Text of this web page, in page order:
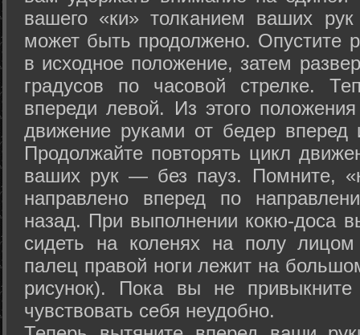
вашего «ки» толканием ваших
может быть продолжено. Опустите
в исходное положение, затем
градусов по часовой стрелке.
впереди левой. Из этого
движение руками от бедер вперед
Продолжайте повторять цикл
ваших рук — без пауз. Помните,
направлено вперед по
назад. При выполнении кокю-доса
сидеть на коленях на полу
палец правой ноги лежит на
рисунок). Пока вы не
чувствовать себя неудобно.